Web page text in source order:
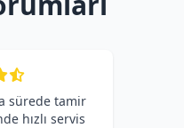
sürede tamir
hızlı servis